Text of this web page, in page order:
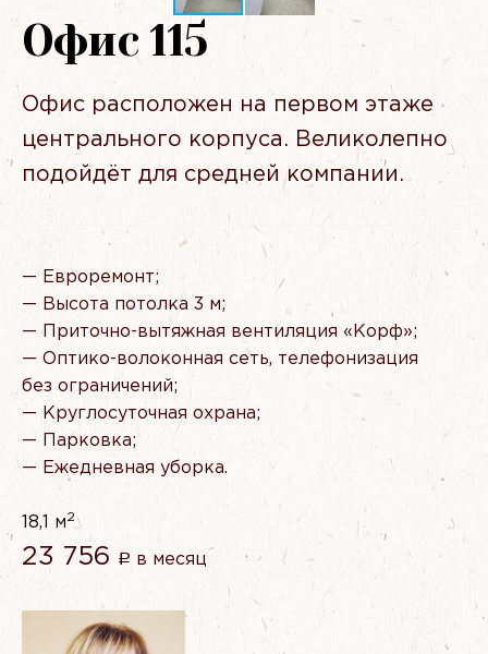
Офис 115
Офис расположен на первом этаже
центрального корпуса. Великолепно
подойдёт для средней компании.
— Евроремонт;
— Высота потолка 3 м;
— Приточно-вытяжная вентиляция «Корф»;
— Оптико-волоконная сеть, телефонизация
без ограничений;
— Круглосуточная охрана;
— Парковка;
— Ежедневная уборка.
18,1 м2
23 756 Р в месяц